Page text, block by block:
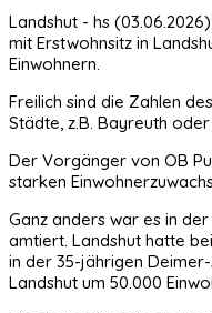
Landshut - hs
mit Erstwohnsitz in
Einwohnern.
Freilich sind die Zahlen
Städte, z.B. Bayreuth oder
Der Vorgänger von OB
starken
Ganz anders war es in
amtiert. Landshut hatte
in der 35-jährigen
Landshut um 50.000